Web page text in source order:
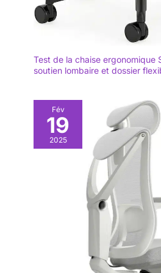
Test de la chaise ergonomique
soutien lombaire et dossier
Fév
19
2025